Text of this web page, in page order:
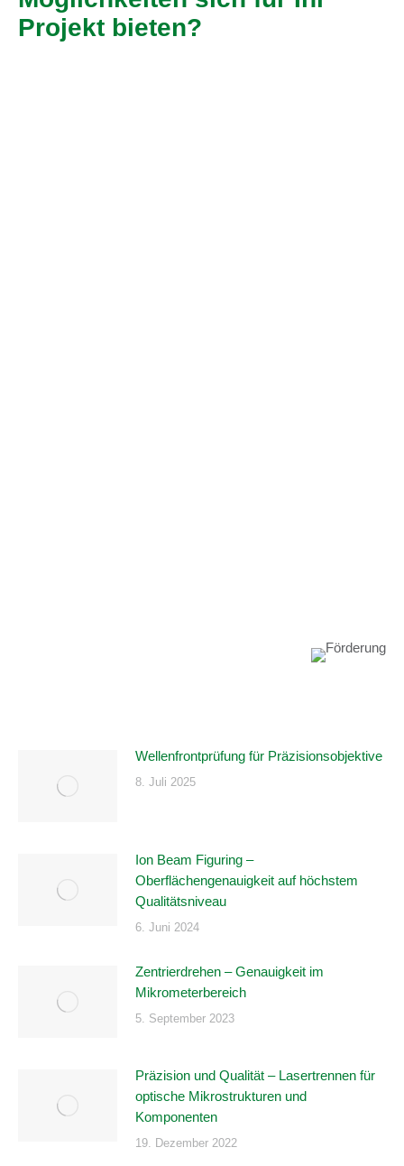
Projekt bieten?
Wellenfrontprüfung für Präzisionsobjektive
8. Juli 2025
Ion Beam Figuring –
Oberflächengenauigkeit auf höchstem
Qualitätsniveau
6. Juni 2024
Zentrierdrehen – Genauigkeit im
Mikrometerbereich
5. September 2023
Präzision und Qualität – Lasertrennen für
optische Mikrostrukturen und
Komponenten
19. Dezember 2022